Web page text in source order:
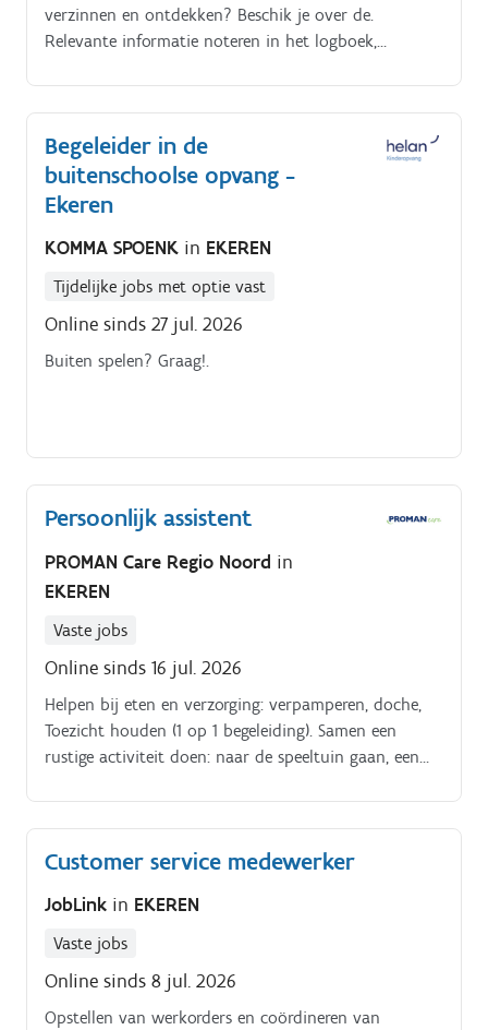
verzinnen en ontdekken? Beschik je over de.
Relevante informatie noteren in het logboek,
Outlook.
Begeleider in de
buitenschoolse opvang -
Ekeren
KOMMA SPOENK in EKEREN
Tijdelijke jobs met optie vast
Online sinds 27 jul. 2026
Buiten spelen? Graag!.
Persoonlijk assistent
PROMAN Care Regio Noord in
EKEREN
Vaste jobs
Online sinds 16 jul. 2026
Helpen bij eten en verzorging: verpamperen, doche,
Toezicht houden (1 op 1 begeleiding). Samen een
rustige activiteit doen: naar de speeltuin gaan, een
Customer service medewerker
JobLink in EKEREN
Vaste jobs
Online sinds 8 jul. 2026
Opstellen van werkorders en coördineren van